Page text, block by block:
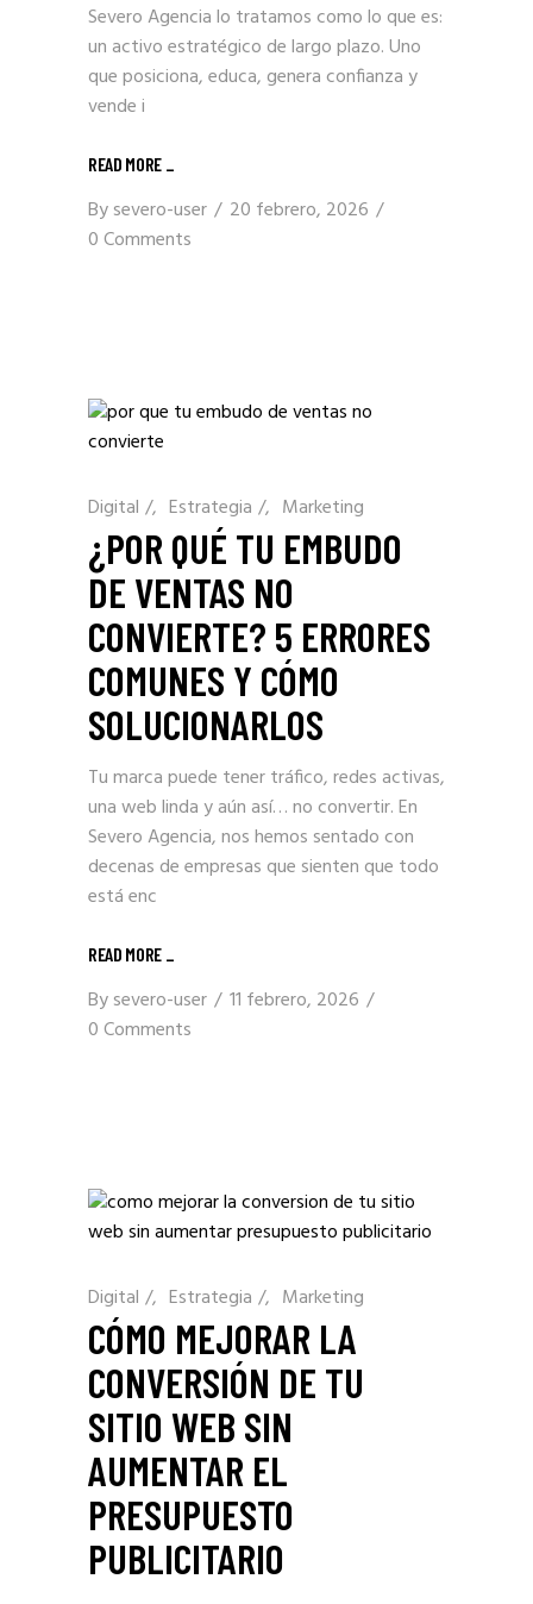
Severo Agencia lo tratamos como lo que es:
un activo estratégico de largo plazo. Uno
que posiciona, educa, genera confianza y
vende i
READ MORE _
Bysevero-user
20 febrero, 2026
0 Comments
Digital / Estrategia / Marketing
¿POR QUÉ TU EMBUDO
DE VENTAS NO
CONVIERTE? 5 ERRORES
COMUNES Y CÓMO
SOLUCIONARLOS
Tu marca puede tener tráfico, redes activas,
una web linda y aún así… no convertir. En
Severo Agencia, nos hemos sentado con
decenas de empresas que sienten que todo
está enc
READ MORE _
Bysevero-user
11 febrero, 2026
0 Comments
Digital / Estrategia / Marketing
CÓMO MEJORAR LA
CONVERSIÓN DE TU
SITIO WEB SIN
AUMENTAR EL
PRESUPUESTO
PUBLICITARIO